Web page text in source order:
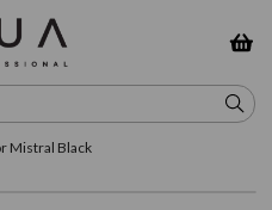
Mistral Black